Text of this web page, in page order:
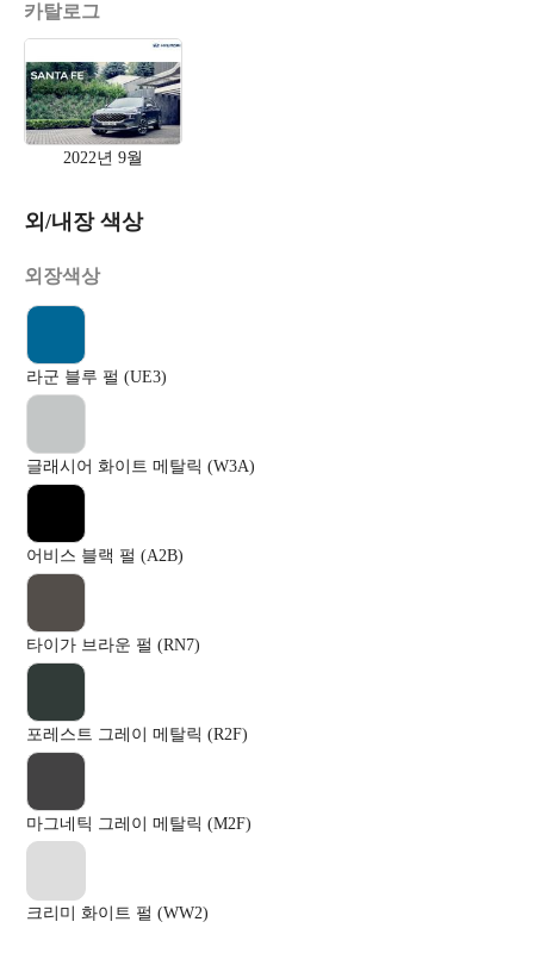
카탈로그
2022년 9월
외/내장 색상
외장색상
라군 블루 펄 (UE3)
글래시어 화이트 메탈릭 (W3A)
어비스 블랙 펄 (A2B)
타이가 브라운 펄 (RN7)
포레스트 그레이 메탈릭 (R2F)
마그네틱 그레이 메탈릭 (M2F)
크리미 화이트 펄 (WW2)